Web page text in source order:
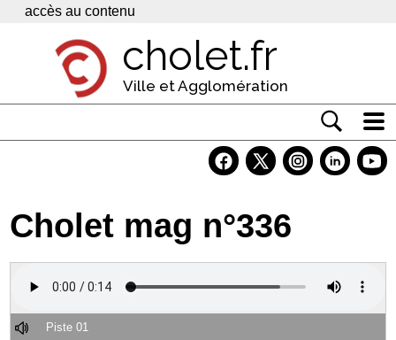
Panneau de gestion des cookies
accès au contenu
cholet.fr
Ville et Agglomération
Economie
Services
Cholet mag n°336
Piste 01